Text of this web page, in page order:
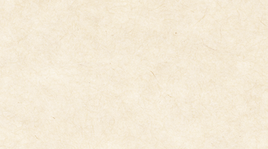
オウミＤＥダンス撮影
2026年5月13日